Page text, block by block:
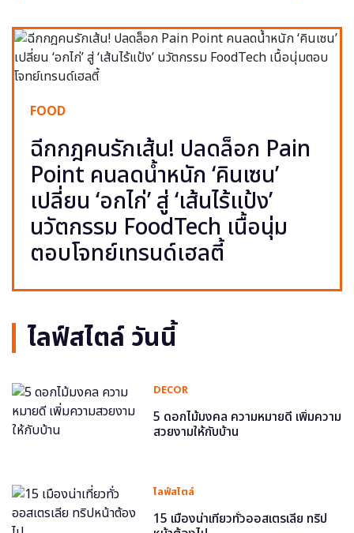
FOOD
ฉีกกฎคนรักเส้น! ปลดล็อก Pain
Point คนลดน้ำหนัก ‘คินเซน’
เปลี่ยน ‘อกไก่’ สู่ ‘เส้นไร้แป้ง’
นวัตกรรม FoodTech เนื้อนุ่ม
ตอบโจทย์เทรนด์เฮลตี้
ไลฟ์สไตล์ วันนี้
DECOR
5 ดอกไม้มงคล ความหมายดี เพิ่มความ
สวยงามให้กับบ้าน
ไลฟ์สไตล์
15 เมืองน่าเที่ยวทั่วออสเตรเลีย ทริป